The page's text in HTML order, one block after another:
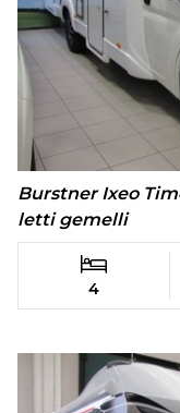
Burstner Ixeo
letti gemelli
4